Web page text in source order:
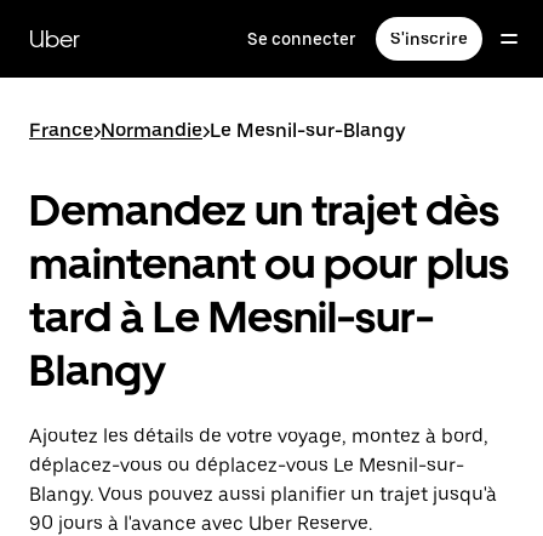
contenu
principal
Uber Se connecter S'inscrire
France>Normandie>Le Mesnil-sur-Blangy
Demandez un trajet dès
maintenant ou pour plus
tard à Le Mesnil-sur-
Blangy
Ajoutez les détails de votre voyage, montez à bord,
déplacez-vous ou déplacez-vous Le Mesnil-sur-
Blangy. Vous pouvez aussi planifier un trajet jusqu'à
90 jours à l'avance avec Uber Reserve.